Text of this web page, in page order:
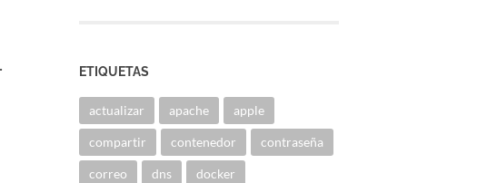
ETIQUETAS
actualizar apache apple
compartir contenedor contraseña
correo dns docker